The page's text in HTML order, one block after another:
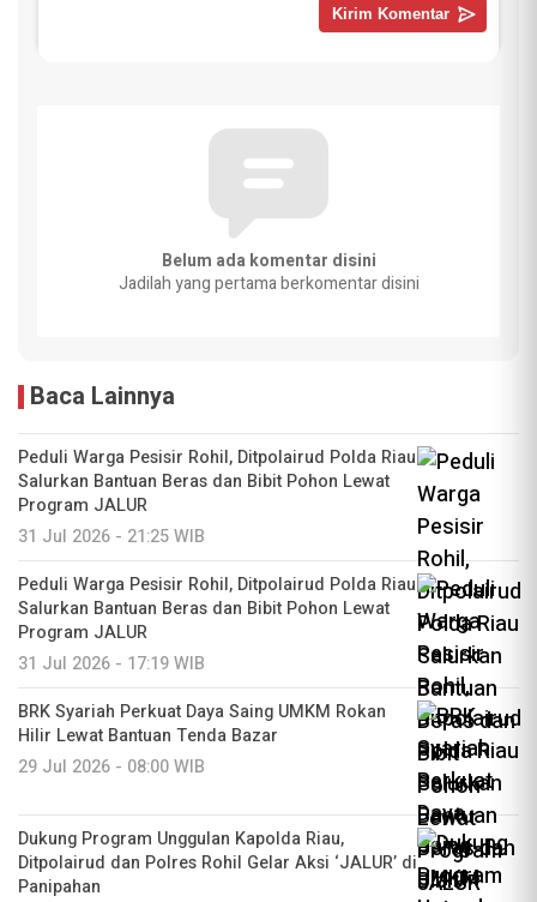
Belum ada komentar disini
Jadilah yang pertama berkomentar disini
Baca Lainnya
Peduli Warga Pesisir Rohil, Ditpolairud Polda Riau
Salurkan Bantuan Beras dan Bibit Pohon Lewat
Program JALUR
31 Jul 2026 - 21:25 WIB
Peduli Warga Pesisir Rohil, Ditpolairud Polda Riau
Salurkan Bantuan Beras dan Bibit Pohon Lewat
Program JALUR
31 Jul 2026 - 17:19 WIB
BRK Syariah Perkuat Daya Saing UMKM Rokan
Hilir Lewat Bantuan Tenda Bazar
29 Jul 2026 - 08:00 WIB
Dukung Program Unggulan Kapolda Riau,
Ditpolairud dan Polres Rohil Gelar Aksi ‘JALUR’ di
Panipahan